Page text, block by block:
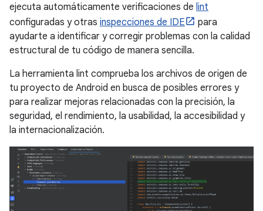
ejecuta automáticamente verificaciones de lint
configuradas y otras inspecciones de IDE
para
ayudarte a identificar y corregir problemas con la calidad
estructural de tu código de manera sencilla.
La herramienta lint comprueba los archivos de origen de
tu proyecto de Android en busca de posibles errores y
para realizar mejoras relacionadas con la precisión, la
seguridad, el rendimiento, la usabilidad, la accesibilidad y
la internacionalización.